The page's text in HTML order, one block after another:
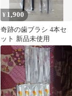
¥ 1,900
奇跡の歯ブラシ 4本セ
ット 新品未使用